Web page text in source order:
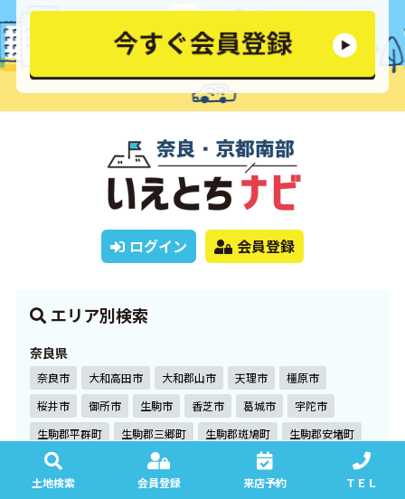
土地検索 会員登録 来店予約 ＴＥＬ
ログイン 会員登録
エリア別検索
奈良県
奈良市 大和高田市 大和郡山市 天理市
橿原市
桜井市
御所市 生駒市 香芝市 葛城市
宇陀市
生駒郡平群町
生駒郡三郷町 生駒郡斑鳩町
生駒郡安堵町
磯城郡川西町
磯城郡三宅町
磯城郡田原本町
高市郡高取町
高市郡明日香村 北葛城郡上牧町